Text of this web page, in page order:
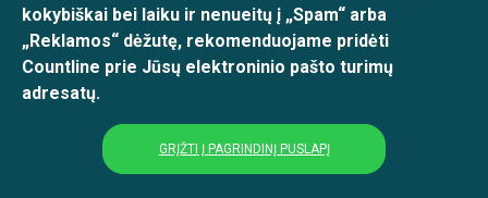
kokybiškai bei laiku ir nenueitų į „Spam“ arba
„Reklamos“ dėžutę, rekomenduojame pridėti
Countline prie Jūsų elektroninio pašto turimų
adresatų.
GRĮŽTI Į PAGRINDINĮ PUSLAPĮ